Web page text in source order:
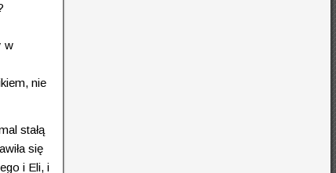
w
nie
stałą
się
i Eli, i